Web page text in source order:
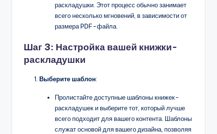
раскладушки. Этот процесс обычно занимает
всего несколько мгновений, в зависимости от
размера PDF-файла.
Шаг 3: Настройка вашей книжки-
раскладушки
Выберите шаблон:
Пролистайте доступные шаблоны книжек-
раскладушек и выберите тот, который лучше
всего подходит для вашего контента. Шаблоны
служат основой для вашего дизайна, позволяя